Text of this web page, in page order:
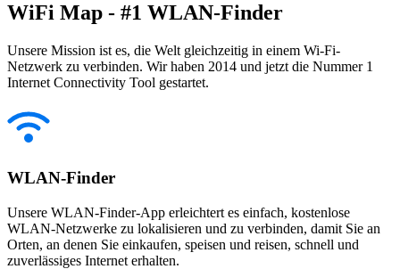
WiFi Map - #1 WLAN-Finder
Unsere Mission ist es, die Welt gleichzeitig in einem Wi-Fi-
Netzwerk zu verbinden. Wir haben 2014 und jetzt die Nummer 1
Internet Connectivity Tool gestartet.
WLAN-Finder
Unsere WLAN-Finder-App erleichtert es einfach, kostenlose
WLAN-Netzwerke zu lokalisieren und zu verbinden, damit Sie an
Orten, an denen Sie einkaufen, speisen und reisen, schnell und
zuverlässiges Internet erhalten.